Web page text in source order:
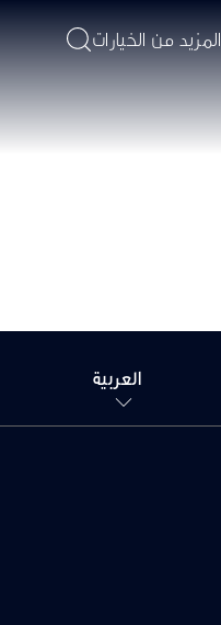
المزيد من الخيارات
العربية